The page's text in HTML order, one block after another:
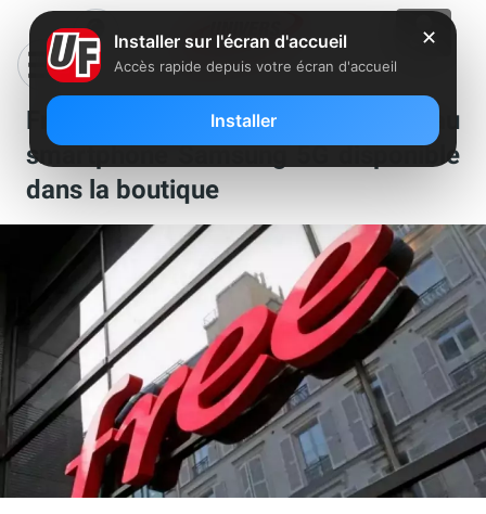
Free Mobile : un nouveau
smartphone Samsung 5G disponible
dans la boutique
✕
Installer sur l'écran d'accueil
Accès rapide depuis votre écran d'accueil
Installer